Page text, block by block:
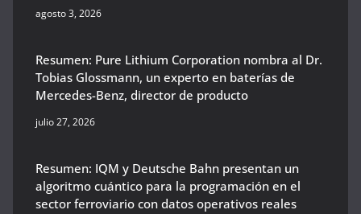
agosto 3, 2026
Resumen: Pure Lithium Corporation nombra al Dr.
Tobias Glossmann, un experto en baterías de
Mercedes-Benz, director de producto
julio 27, 2026
Resumen: IQM y Deutsche Bahn presentan un
algoritmo cuántico para la programación en el
sector ferroviario con datos operativos reales